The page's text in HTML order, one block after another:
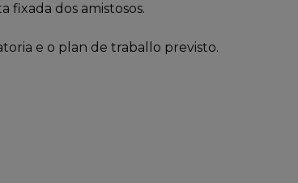
fixada dos amistosos.
e o plan de traballo previsto.